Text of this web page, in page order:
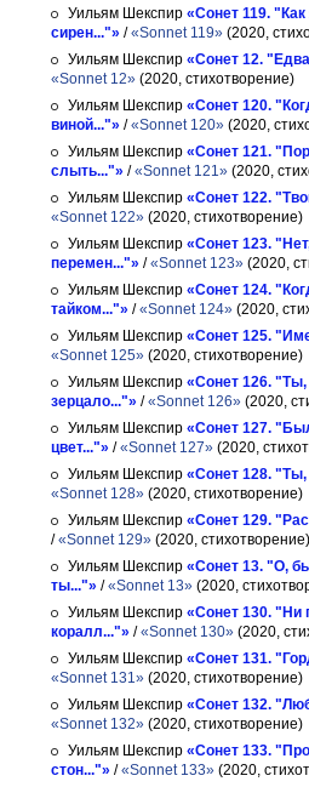
Уильям Шекспир «Сонет 119. "Как
сирен..."» /«Sonnet 119» (2020,
Уильям Шекспир «Сонет 12.
«Sonnet 12» (2020, стихотворение)
Уильям Шекспир «Сонет 120.
виной..."» /«Sonnet 120» (2020,
Уильям Шекспир «Сонет 121.
слыть..."» /«Sonnet 121» (2020,
Уильям Шекспир «Сонет 122.
«Sonnet 122» (2020, стихотворение)
Уильям Шекспир «Сонет 123.
перемен..."» /«Sonnet 123» (2020,
Уильям Шекспир «Сонет 124.
тайком..."» /«Sonnet 124» (2020,
Уильям Шекспир «Сонет 125.
«Sonnet 125» (2020, стихотворение)
Уильям Шекспир «Сонет 126.
зерцало..."» /«Sonnet 126» (2020,
Уильям Шекспир «Сонет 127.
цвет..."» /«Sonnet 127» (2020,
Уильям Шекспир «Сонет 128.
«Sonnet 128» (2020, стихотворение)
Уильям Шекспир «Сонет 129.
/«Sonnet 129» (2020, стихотворение)
Уильям Шекспир «Сонет 13. "О,
ты..."» /«Sonnet 13» (2020,
Уильям Шекспир «Сонет 130. "Ни
коралл..."» /«Sonnet 130» (2020,
Уильям Шекспир «Сонет 131.
«Sonnet 131» (2020, стихотворение)
Уильям Шекспир «Сонет 132.
«Sonnet 132» (2020, стихотворение)
Уильям Шекспир «Сонет 133.
стон..."» /«Sonnet 133» (2020,